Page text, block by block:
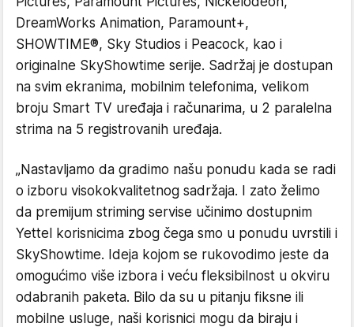
DreamWorks Animation, Paramount+,
SHOWTIME®, Sky Studios i Peacock, kao i
originalne SkyShowtime serije. Sadržaj je dostupan
na svim ekranima, mobilnim telefonima, velikom
broju Smart TV uređaja i računarima, u 2 paralelna
strima na 5 registrovanih uređaja.
„Nastavljamo da gradimo našu ponudu kada se radi
o izboru visokokvalitetnog sadržaja. I zato želimo
da premijum striming servise učinimo dostupnim
Yettel korisnicima zbog čega smo u ponudu uvrstili i
SkyShowtime. Ideja kojom se rukovodimo jeste da
omogućimo više izbora i veću fleksibilnost u okviru
odabranih paketa. Bilo da su u pitanju fiksne ili
mobilne usluge, naši korisnici mogu da biraju i